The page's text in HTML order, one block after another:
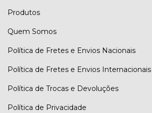
Produtos
Quem Somos
Política de Fretes e Envios Nacionais
Política de Fretes e Envios Internacionais
Política de Trocas e Devoluções
Política de Privacidade